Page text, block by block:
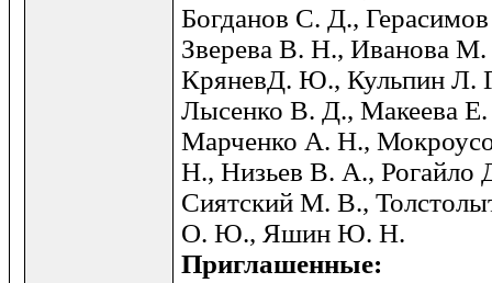
Богданов С. Д.,
Зверева В. Н., Иванова
КряневД. Ю., Кульпин Л.
Лысенко В. Д., Макеева
Марченко А. Н.,
Н., Низьев В. А., Рогайло
Сиятский М. В.,
О. Ю., Яшин Ю. Н.
Приглашенные: